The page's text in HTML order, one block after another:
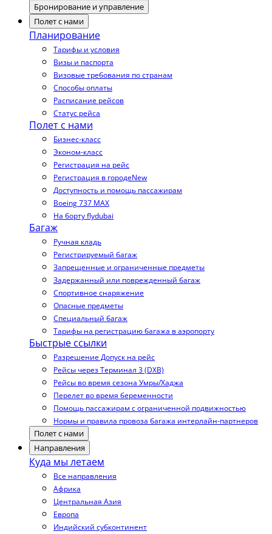
Бронирование и управление
Полет с нами
Планирование
Тарифы и условия
Визы и паспорта
Визовые требования по странам
Способы оплаты
Расписание рейсов
Статус рейса
Полет с нами
Бизнес-класс
Эконом-класс
Регистрация на рейс
Регистрация в городеNew
Доступность и помощь пассажирам
Boeing 737 MAX
На борту flydubai
Багаж
Ручная кладь
Регистрируемый багаж
Запрещенные и ограниченные предметы
Задержанный или поврежденный багаж
Спортивное снаряжение
Опасные предметы
Специальный багаж
Тарифы на регистрацию багажа в аэропорту
Быстрые ссылки
Разрешение Допуск на рейс
Рейсы через Терминал 3 (DXB)
Рейсы во время сезона Умры/Хаджа
Перелет во время беременности
Помощь пассажирам с ограниченной подвижностью
Нормы и правила провоза багажа интерлайн-партнеров
Полет с нами
Направления
Куда мы летаем
Все направления
Африка
Центральная Азия
Европа
Индийский субконтинент